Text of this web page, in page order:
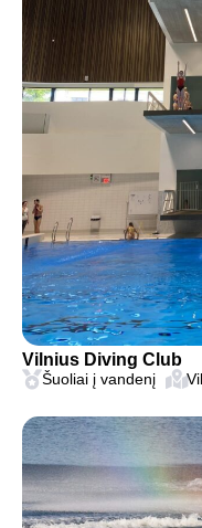
Vilnius Diving Club
Šuoliai į vandenį